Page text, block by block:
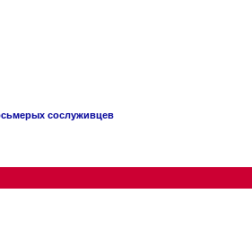
сослуживцев